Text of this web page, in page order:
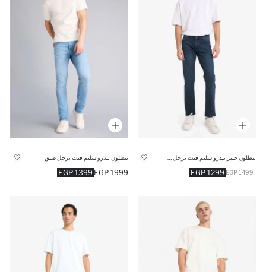
1299 EGP 1499 EGP
بنطلون بيدرو سليم فيت برجل ضيق
1399 EGP 1999 EGP